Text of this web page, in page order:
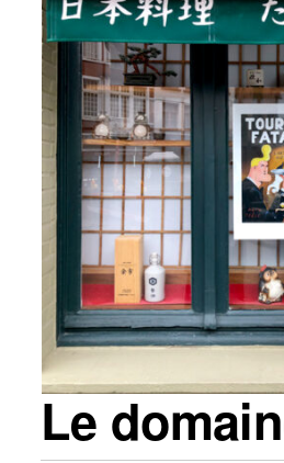
Le